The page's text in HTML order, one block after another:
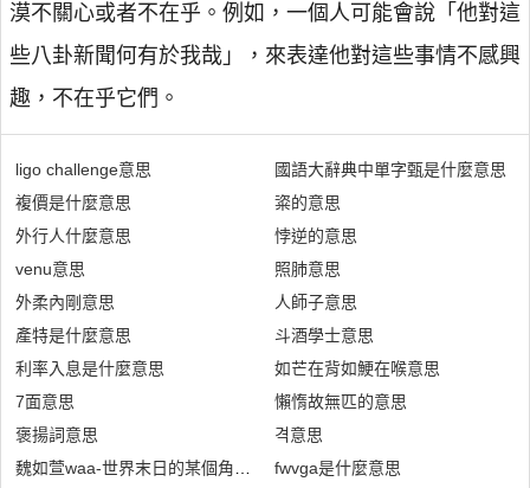
漠不關心或者不在乎。例如，一個人可能會說「他對這
些八卦新聞何有於我哉」，來表達他對這些事情不感興
趣，不在乎它們。
ligo challenge意思
複價是什麼意思
外行人什麼意思
venu意思
外柔內剛意思
產特是什麼意思
利率入息是什麼意思
7面意思
褒揚詞意思
魏如萱waa-世界末日的某個角落歌詞的意思
國語大辭典中單字甄是什麼意思
粢的意思
悖逆的意思
照肺意思
人師子意思
斗酒學士意思
如芒在背如鯁在喉意思
懶惰故無匹的意思
격意思
fwvga是什麼意思